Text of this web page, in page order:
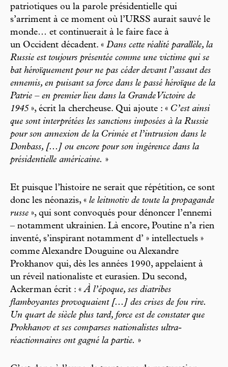
patriotiques ou la parole présidentielle qui
s’arriment à ce moment où l’URSS aurait sauvé le
monde… et continuerait à le faire face à
un Occident décadent. « Dans cette réalité parallèle, la
Russie est toujours présentée comme une victime qui se
bat héroïquement pour ne pas céder devant l’assaut des
ennemis, en puisant sa force dans le passé héroïque de la
Patrie – en premier lieu dans la Grande Victoire de
1945 », écrit la chercheuse. Qui ajoute : « C’est ainsi
que sont interprétées les sanctions imposées à la Russie
pour son annexion de la Crimée et l’intrusion dans le
Donbass, [...] ou encore pour son ingérence dans la
présidentielle américaine. »
Et puisque l’histoire ne serait que répétition, ce sont
donc les néonazis, « le leitmotiv de toute la propagande
russe », qui sont convoqués pour dénoncer l’ennemi
– notamment ukrainien. Là encore, Poutine n’a rien
inventé, s’inspirant notamment d’ » intellectuels »
comme Alexandre Douguine ou Alexandre
Prokhanov qui, dès les années 1990, appelaient à
un réveil nationaliste et eurasien. Du second,
Ackerman écrit : «À l’époque, ses diatribes
flamboyantes provoquaient [...] des crises de fou rire.
Un quart de siècle plus tard, force est de constater que
Prokhanov et ses comparses nationalistes ultra-
réactionnaires ont gagné la partie. »